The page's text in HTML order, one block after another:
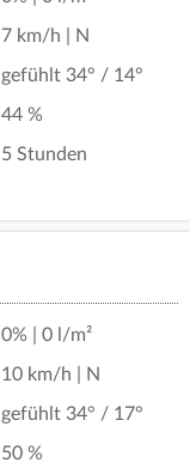
7 km/h | N
gefühlt 34° / 14°
44 %
5 Stunden
0% | 0 l/m²
10 km/h | N
gefühlt 34° / 17°
50 %